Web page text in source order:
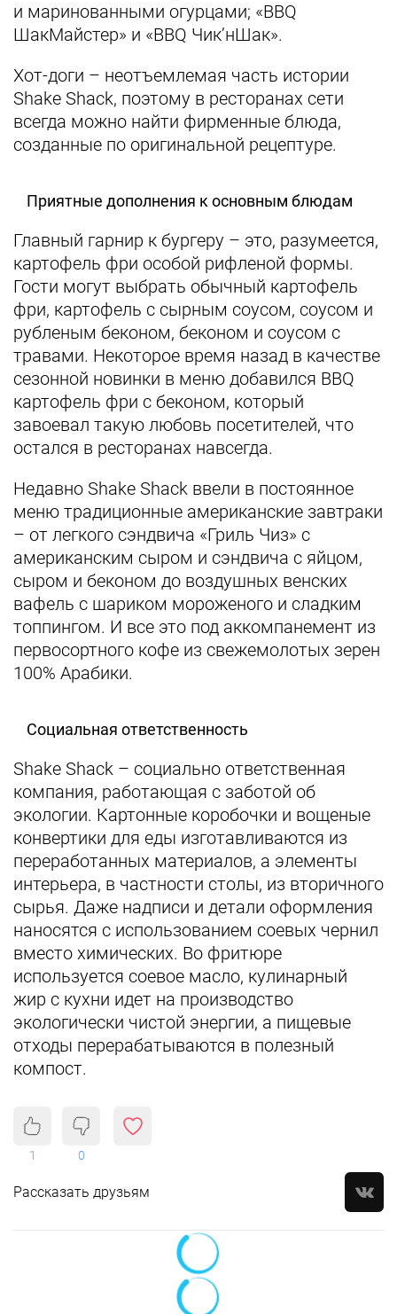
и маринованными огурцами; «BBQ
ШакМайстер» и «BBQ Чик’нШак».
Хот-доги – неотъемлемая часть истории
Shake Shack, поэтому в ресторанах сети
всегда можно найти фирменные блюда,
созданные по оригинальной рецептуре.
Приятные дополнения к основным блюдам
Главный гарнир к бургеру – это, разумеется,
картофель фри особой рифленой формы.
Гости могут выбрать обычный картофель
фри, картофель с сырным соусом, соусом и
рубленым беконом, беконом и соусом с
травами. Некоторое время назад в качестве
сезонной новинки в меню добавился BBQ
картофель фри с беконом, который
завоевал такую любовь посетителей, что
остался в ресторанах навсегда.
Недавно Shake Shack ввели в постоянное
меню традиционные американские завтраки
– от легкого сэндвича «Гриль Чиз» с
американским сыром и сэндвича с яйцом,
сыром и беконом до воздушных венских
вафель с шариком мороженого и сладким
топпингом. И все это под аккомпанемент из
первосортного кофе из свежемолотых зерен
100% Арабики.
Социальная ответственность
Shake Shack – социально ответственная
компания, работающая с заботой об
экологии. Картонные коробочки и вощеные
конвертики для еды изготавливаются из
переработанных материалов, а элементы
интерьера, в частности столы, из вторичного
сырья. Даже надписи и детали оформления
наносятся с использованием соевых чернил
вместо химических. Во фритюре
используется соевое масло, кулинарный
жир с кухни идет на производство
экологически чистой энергии, а пищевые
отходы перерабатываются в полезный
компост.
1 0
Рассказать друзьям